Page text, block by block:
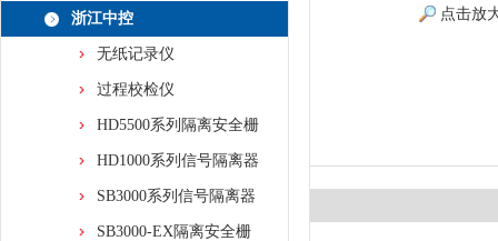
浙江中控
无纸记录仪
过程校检仪
HD5500系列隔离安全栅
HD1000系列信号隔离器
SB3000系列信号隔离器
SB3000-EX隔离安全栅
点击放